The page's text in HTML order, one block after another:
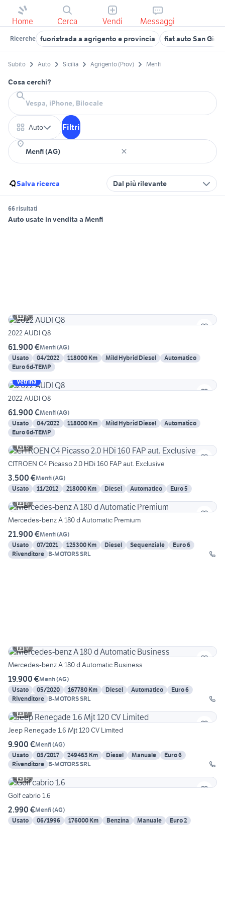
Home Cerca Vendi Messaggi
Ricerche fuoristrada a agrigento e provincia fiat auto San
Subito Auto Sicilia Agrigento (Prov) Menfi
Cosa cerchi?
Auto Filtri
Salva ricerca Dal più rilevante
66 risultati
Auto usate in vendita a Menfi
6
2022 AUDI Q8
61.900 €Menfi(AG)
Usato
04/2022 118000 Km Mild Hybrid Diesel
Automatico
Euro 6d-TEMP
Vetrina
2022 AUDI Q8
61.900 €Menfi(AG)
Usato
04/2022 118000 Km Mild Hybrid Diesel
Automatico
Euro 6d-TEMP
6
CITROEN C4 Picasso 2.0 HDi 160 FAP aut. Exclusive
3.500 €Menfi(AG)
Usato
11/2012 218000 Km Diesel Automatico
Euro 5
8
Mercedes-benz A 180 d Automatic Premium
21.900 €Menfi(AG)
Usato
07/2021 125300 Km Diesel Sequenziale
Euro 6
Rivenditore B-MOTORS SRL
9
Mercedes-benz A 180 d Automatic Business
19.900 €Menfi(AG)
Usato
05/2020 167780 Km Diesel Automatico
Euro 6
Rivenditore B-MOTORS SRL
7
Jeep Renegade 1.6 Mjt 120 CV Limited
9.900 €Menfi(AG)
Usato
05/2017 249463 Km Diesel Manuale
Euro 6
Rivenditore B-MOTORS SRL
5
Golf cabrio 1.6
2.990 €Menfi(AG)
Usato
06/1996 176000 Km Benzina Manuale Euro 2